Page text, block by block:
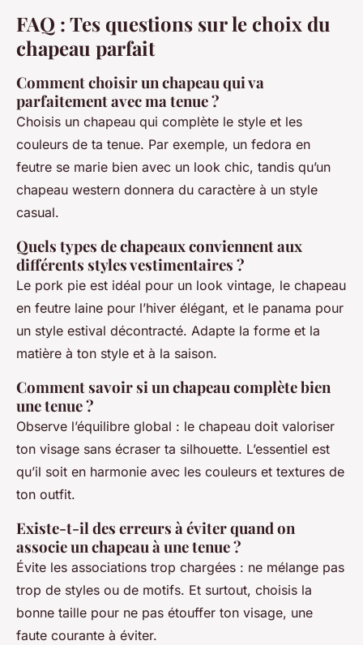
FAQ : Tes questions sur le choix du
chapeau parfait
Comment choisir un chapeau qui va
parfaitement avec ma tenue ?
Choisis un chapeau qui complète le style et les
couleurs de ta tenue. Par exemple, un fedora en
feutre se marie bien avec un look chic, tandis qu’un
chapeau western donnera du caractère à un style
casual.
Quels types de chapeaux conviennent aux
différents styles vestimentaires ?
Le pork pie est idéal pour un look vintage, le chapeau
en feutre laine pour l’hiver élégant, et le panama pour
un style estival décontracté. Adapte la forme et la
matière à ton style et à la saison.
Comment savoir si un chapeau complète bien
une tenue ?
Observe l’équilibre global : le chapeau doit valoriser
ton visage sans écraser ta silhouette. L’essentiel est
qu’il soit en harmonie avec les couleurs et textures de
ton outfit.
Existe-t-il des erreurs à éviter quand on
associe un chapeau à une tenue ?
Évite les associations trop chargées : ne mélange pas
trop de styles ou de motifs. Et surtout, choisis la
bonne taille pour ne pas étouffer ton visage, une
faute courante à éviter.